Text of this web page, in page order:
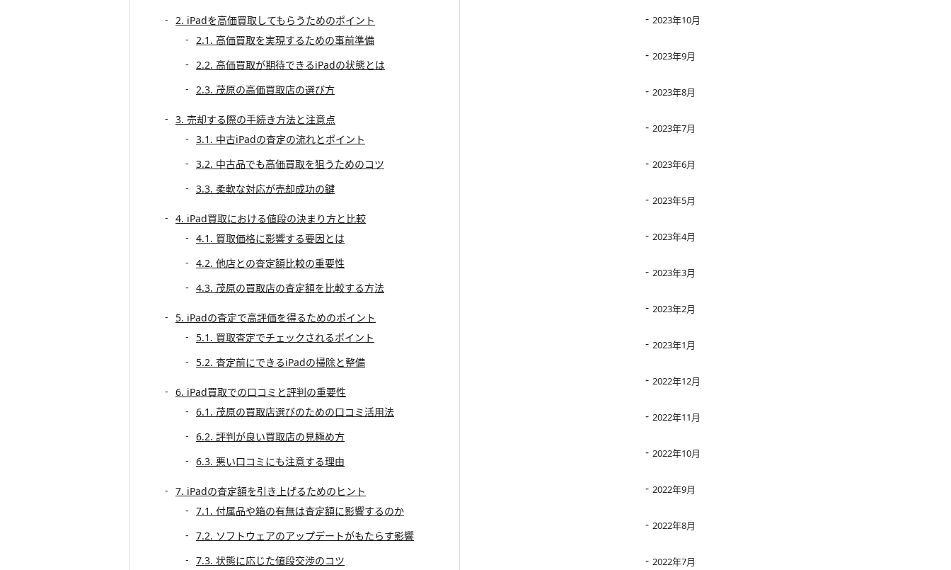
2. iPadを高価買取してもらうためのポイント
2.1. 高価買取を実現するための事前準備
2.2. 高価買取が期待できるiPadの状態とは
2.3. 茂原の高価買取店の選び方
3. 売却する際の手続き方法と注意点
3.1. 中古iPadの査定の流れとポイント
3.2. 中古品でも高価買取を狙うためのコツ
3.3. 柔軟な対応が売却成功の鍵
4. iPad買取における値段の決まり方と比較
4.1. 買取価格に影響する要因とは
4.2. 他店との査定額比較の重要性
4.3. 茂原の買取店の査定額を比較する方法
5. iPadの査定で高評価を得るためのポイント
5.1. 買取査定でチェックされるポイント
5.2. 査定前にできるiPadの掃除と整備
6. iPad買取での口コミと評判の重要性
6.1. 茂原の買取店選びのための口コミ活用法
6.2. 評判が良い買取店の見極め方
6.3. 悪い口コミにも注意する理由
7. iPadの査定額を引き上げるためのヒント
7.1. 付属品や箱の有無は査定額に影響するのか
7.2. ソフトウェアのアップデートがもたらす影響
7.3. 状態に応じた値段交渉のコツ
2023年10月
2023年9月
2023年8月
2023年7月
2023年6月
2023年5月
2023年4月
2023年3月
2023年2月
2023年1月
2022年12月
2022年11月
2022年10月
2022年9月
2022年8月
2022年7月